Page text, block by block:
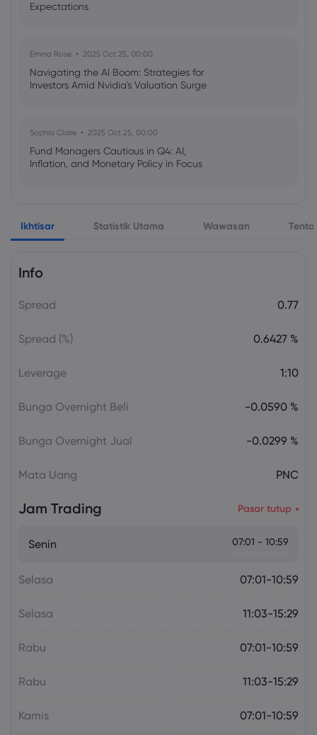
Expectations
Emma Rose 2025 Oct 25, 00:00
Navigating the AI Boom: Strategies for
Investors Amid Nvidia's Valuation Surge
Sophia Claire 2025 Oct 25, 00:00
Fund Managers Cautious in Q4: AI,
Inflation, and Monetary Policy in Focus
US Government Shutdown Threatens
October Inflation Data Release
US-EU Relations: Russia Sanctions Unite
Ikhtisar Statistik Utama Wawasan
Info
Spread 0.77
Spread (%) 0.6427 %
Leverage 1:10
Bunga Overnight Beli -0.0590 %
Bunga Overnight Jual -0.0299 %
Mata Uang PNC
Jam Trading Pasar tutup
Senin 07:01 - 10:59
Selasa 07:01-10:59
Selasa 11:03-15:29
Rabu 07:01-10:59
Rabu 11:03-15:29
Kamis 07:01-10:59